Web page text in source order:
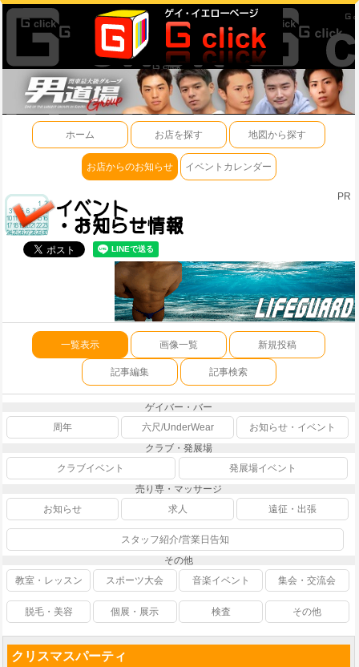
ホーム お店を探す 地図から探す
お店からのお知らせ イベントカレンダー
PR
一覧表示 画像一覧 新規投稿
記事編集 記事検索
ゲイバー・バー
周年
六尺/UnderWear
お知らせ・イベント
クラブ・発展場
クラブイベント
発展場イベント
売り専・マッサージ
お知らせ
求人 遠征・出張
スタッフ紹介/営業日告知
その他
教室・レッスン
スポーツ大会 音楽イベント 集会・交流会
脱毛・美容 個展・展示 検査 その他
クリスマスパーティ